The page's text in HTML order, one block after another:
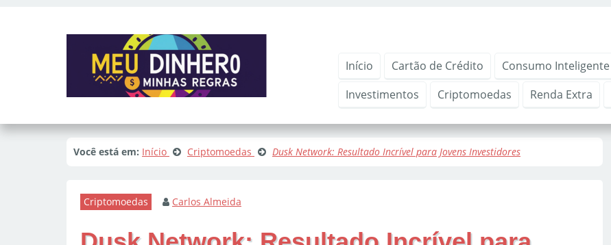
Início Cartão de Crédito Consumo Inteligente
Investimentos
Criptomoedas Renda Extra
Você está em: Início Criptomoedas Dusk Network: Resultado Incrível para Jovens Investidores
Criptomoedas Carlos Almeida